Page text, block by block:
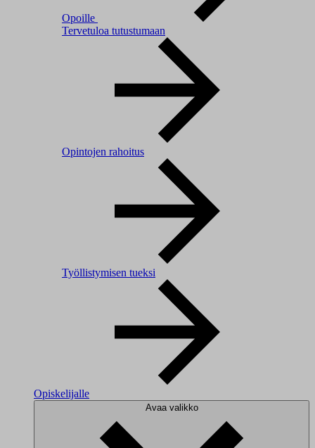
Opoille
Tervetuloa tutustumaan
Opintojen rahoitus
Työllistymisen tueksi
Opiskelijalle
Avaa valikko